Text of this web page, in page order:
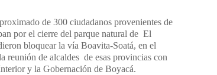
de 300 ciudadanos provenientes de
por el cierre del parque natural de El
bloquear la vía Boavita-Soatá, en el
reunión de alcaldes de esas provincias con
y la Gobernación de Boyacá.